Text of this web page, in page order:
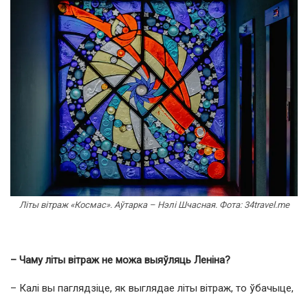
Літы вітраж «Космас». Аўтарка – Нэлі Шчасная. Фота: 34travel.me
– Чаму літы вітраж не можа выяўляць Леніна?
– Калі вы паглядзіце, як выглядае літы вітраж, то ўбачыце,